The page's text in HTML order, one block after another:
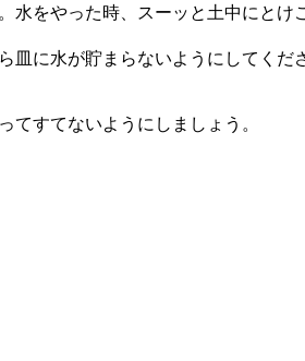
をやった時、スーッと土中にとけ
に水が貯まらないようにしてくだ
すてないようにしましょう。